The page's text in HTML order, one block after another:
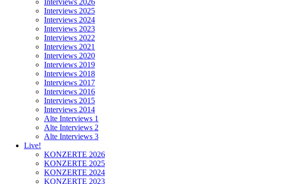
Interviews 2026
Interviews 2025
Interviews 2024
Interviews 2023
Interviews 2022
Interviews 2021
Interviews 2020
Interviews 2019
Interviews 2018
Interviews 2017
Interviews 2016
Interviews 2015
Interviews 2014
Alte Interviews 1
Alte Interviews 2
Alte Interviews 3
Live!
KONZERTE 2026
KONZERTE 2025
KONZERTE 2024
KONZERTE 2023